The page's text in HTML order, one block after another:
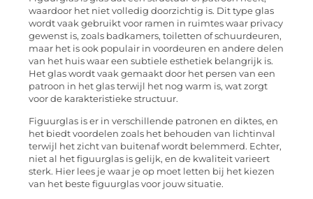
waardoor het niet volledig doorzichtig is. Dit type glas
wordt vaak gebruikt voor ramen in ruimtes waar privacy
gewenst is, zoals badkamers, toiletten of schuurdeuren,
maar het is ook populair in voordeuren en andere delen
van het huis waar een subtiele esthetiek belangrijk is.
Het glas wordt vaak gemaakt door het persen van een
patroon in het glas terwijl het nog warm is, wat zorgt
voor de karakteristieke structuur.
Figuurglas is er in verschillende patronen en diktes, en
het biedt voordelen zoals het behouden van lichtinval
terwijl het zicht van buitenaf wordt belemmerd. Echter,
niet al het figuurglas is gelijk, en de kwaliteit varieert
sterk. Hier lees je waar je op moet letten bij het kiezen
van het beste figuurglas voor jouw situatie.